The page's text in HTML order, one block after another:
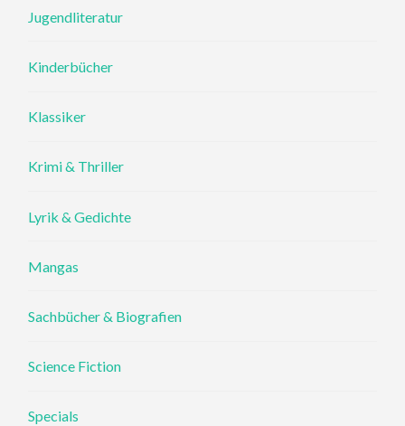
Jugendliteratur
Kinderbücher
Klassiker
Krimi & Thriller
Lyrik & Gedichte
Mangas
Sachbücher & Biografien
Science Fiction
Specials